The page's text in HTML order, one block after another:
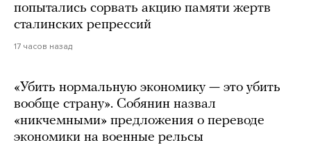
попытались сорвать акцию памяти жертв
сталинских репрессий
17 часов назад
«Убить нормальную экономику — это убить
вообще страну». Собянин назвал
«никчемными» предложения о переводе
экономики на военные рельсы